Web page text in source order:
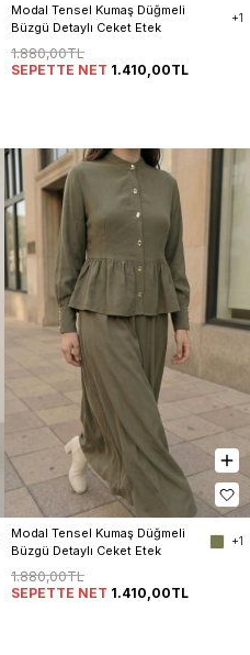
Modal Tensel Kumaş Düğmeli
Büzgü Detaylı Ceket Etek
Kadın Takım
+1
1.880,00TL
SEPETTE NET 1.410,00TL
Modal Tensel Kumaş Düğmeli
Büzgü Detaylı Ceket Etek
Kadın Takım
+1
1.880,00TL
SEPETTE NET 1.410,00TL